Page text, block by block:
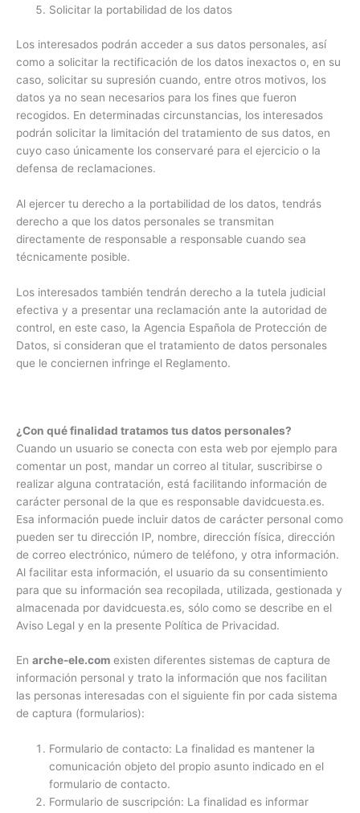
Solicitar la portabilidad de los datos
Los interesados podrán acceder a sus datos personales, así
como a solicitar la rectificación de los datos inexactos o, en su
caso, solicitar su supresión cuando, entre otros motivos, los
datos ya no sean necesarios para los fines que fueron
recogidos. En determinadas circunstancias, los interesados
podrán solicitar la limitación del tratamiento de sus datos, en
cuyo caso únicamente los conservaré para el ejercicio o la
defensa de reclamaciones.
Al ejercer tu derecho a la portabilidad de los datos, tendrás
derecho a que los datos personales se transmitan
directamente de responsable a responsable cuando sea
técnicamente posible.
Los interesados también tendrán derecho a la tutela judicial
efectiva y a presentar una reclamación ante la autoridad de
control, en este caso, la Agencia Española de Protección de
Datos, si consideran que el tratamiento de datos personales
que le conciernen infringe el Reglamento.
¿Con qué finalidad tratamos tus datos personales?
Cuando un usuario se conecta con esta web por ejemplo para
comentar un post, mandar un correo al titular, suscribirse o
realizar alguna contratación, está facilitando información de
carácter personal de la que es responsable davidcuesta.es.
Esa información puede incluir datos de carácter personal como
pueden ser tu dirección IP, nombre, dirección física, dirección
de correo electrónico, número de teléfono, y otra información.
Al facilitar esta información, el usuario da su consentimiento
para que su información sea recopilada, utilizada, gestionada y
almacenada por davidcuesta.es, sólo como se describe en el
Aviso Legal y en la presente Política de Privacidad.
En arche-ele.com existen diferentes sistemas de captura de
información personal y trato la información que nos facilitan
las personas interesadas con el siguiente fin por cada sistema
de captura (formularios):
Formulario de contacto: La finalidad es mantener la
comunicación objeto del propio asunto indicado en el
formulario de contacto.
Formulario de suscripción: La finalidad es informar